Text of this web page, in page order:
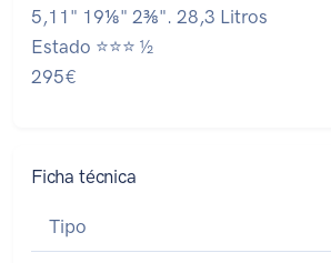
5,11" 19⅛" 2⅜". 28,3 Litros
Estado ⭐⭐⭐ ½
295€
Ficha técnica
Tipo